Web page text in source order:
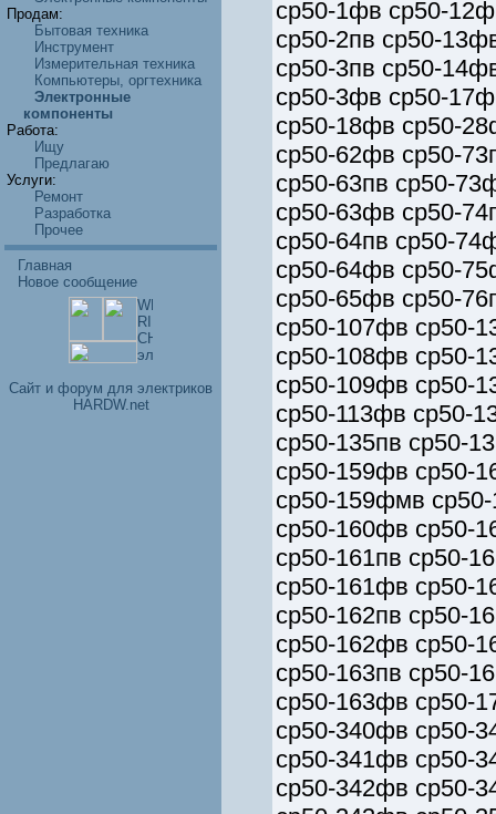
Продам:
Бытовая техника
Инструмент
Измерительная техника
Компьютеры, оргтехника
Электронные
компоненты
Работа:
Ищу
Предлагаю
Услуги:
Ремонт
Разработка
Прочее
Главная
Новое сообщение
Cайт и форум для электриков
HARDW.net
ср50-1фв ср50-
ср50-2пв ср50-
ср50-3пв ср50-
ср50-3фв ср50-
ср50-18фв ср50-
ср50-62фв ср50-
ср50-63пв ср50-
ср50-63фв ср50-
ср50-64пв ср50-
ср50-64фв ср50-
ср50-65фв ср50-
ср50-107фв ср50-
ср50-108фв ср50-
ср50-109фв ср50-
ср50-113фв ср50-
ср50-135пв ср50-
ср50-159фв ср50-
ср50-159фмв
ср50-160фв ср50-
ср50-161пв ср50-
ср50-161фв ср50-
ср50-162пв ср50-
ср50-162фв ср50-
ср50-163пв ср50-
ср50-163фв ср50-
ср50-340фв ср50-
ср50-341фв ср50-
ср50-342фв ср50-